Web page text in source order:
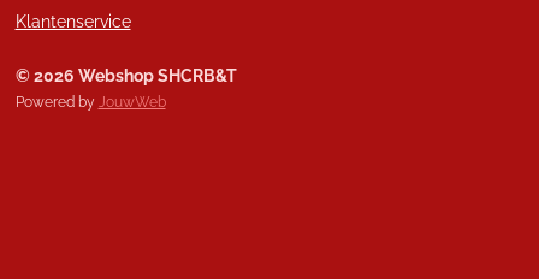
Klantenservice
© 2026 Webshop SHCRB&T
Powered by JouwWeb